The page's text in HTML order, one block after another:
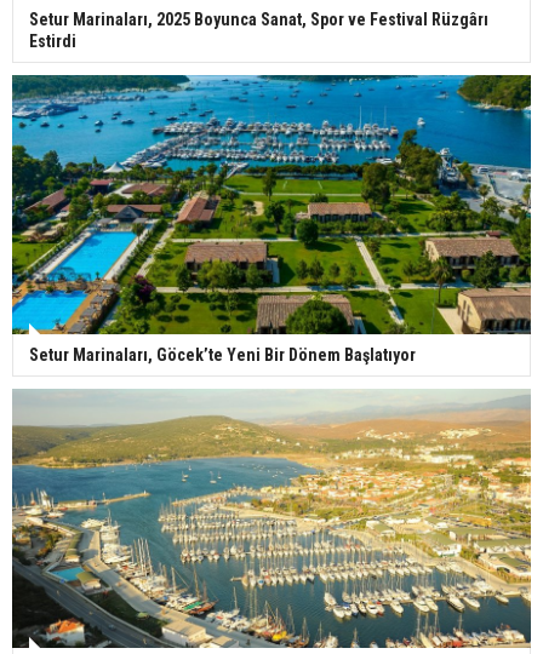
Setur Marinaları, 2025 Boyunca Sanat, Spor ve Festival Rüzgârı
Estirdi
Setur Marinaları, Göcek’te Yeni Bir Dönem Başlatıyor